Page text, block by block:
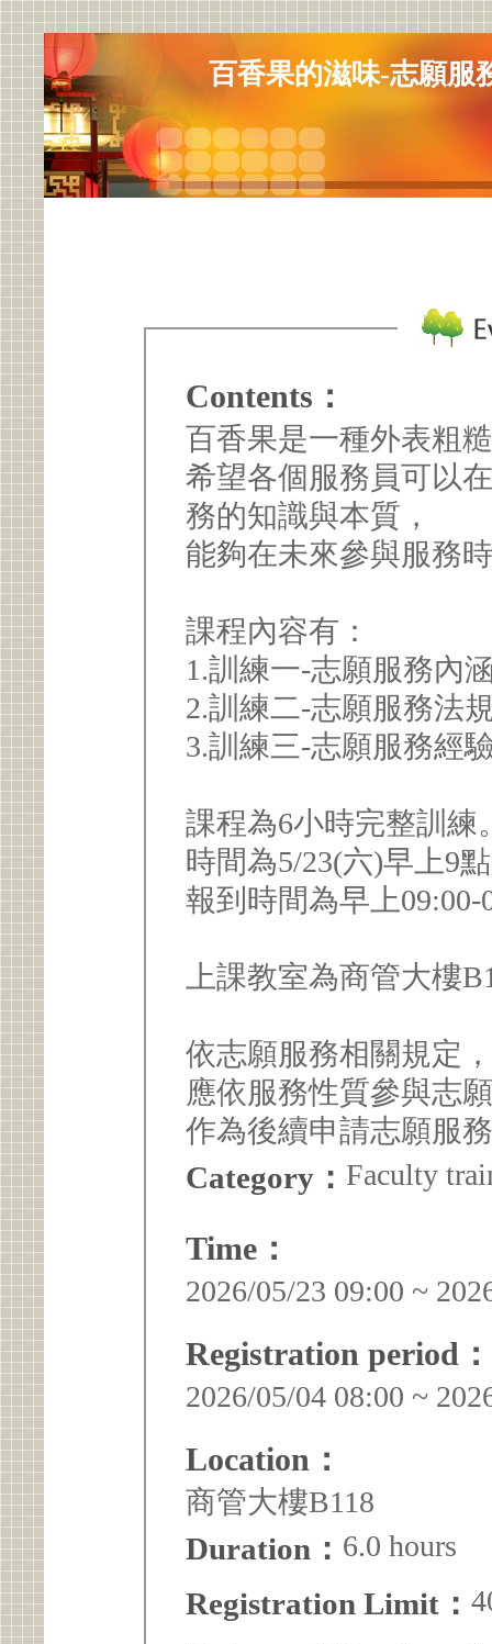
百香果的滋味-志願服
Contents：
百香果是一種外表粗
希望各個服務員可以
務的知識與本質，
能夠在未來參與服務
課程內容有：
1.訓練一-志願服務內
2.訓練二-志願服務法
3.訓練三-志願服務經
課程為6小時完整訓練
時間為5/23(六)早上9
報到時間為早上09:00-
上課教室為商管大樓
依志願服務相關規定
應依服務性質參與志
作為後續申請志願服
Category： Faculty
Time：
2026/05/23 09:00 ~
Registration period：
2026/05/04 08:00 ~
Location：
商管大樓B118
Duration： 6.0 hours
Registration Limit：